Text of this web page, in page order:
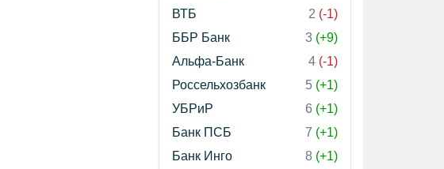
ВТБ
2 (-1)
ББР Банк
3 (+9)
Альфа-Банк
4 (-1)
Россельхозбанк
5 (+1)
УБРиР
6 (+1)
Банк ПСБ
7 (+1)
Банк Инго
8 (+1)